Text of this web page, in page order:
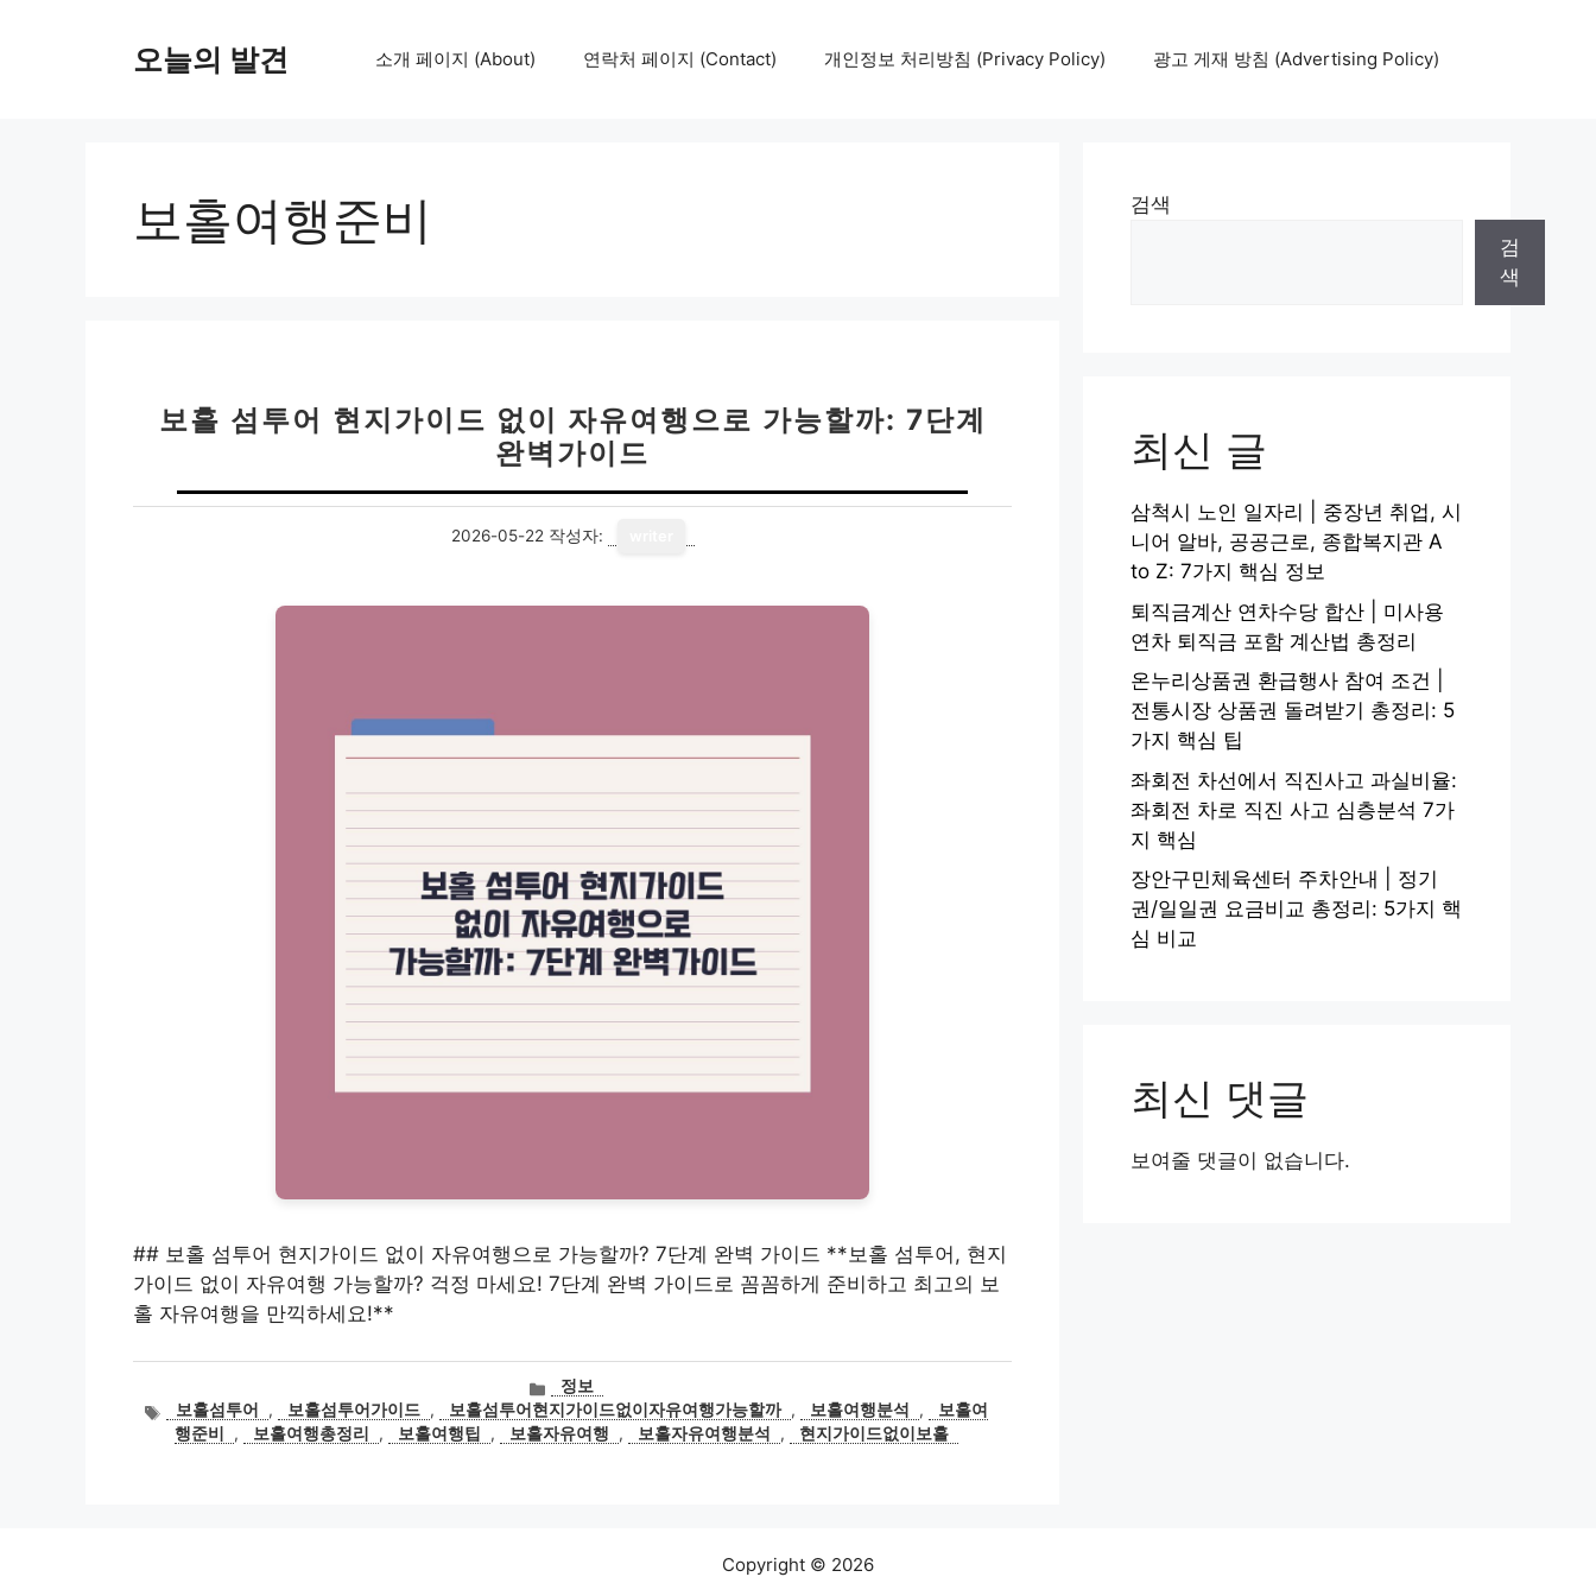
오늘의 발견 소개 페이지 (About) 연락처 페이지 (Contact) 개인정보 처리방침 (Privacy Policy) 광고 게재 방침 (Advertising Policy)
보홀여행준비
보홀 섬투어 현지가이드 없이 자유여행으로 가능할까: 7단계
완벽가이드
2026-05-22 작성자:
## 보홀 섬투어 현지가이드 없이 자유여행으로 가능할까? 7단계 완벽 가이드 **보홀 섬투어, 현지
가이드 없이 자유여행 가능할까? 걱정 마세요! 7단계 완벽 가이드로 꼼꼼하게 준비하고 최고의 보
홀 자유여행을 만끽하세요!**
카
테
고
정보
태
그
보홀섬투어 , 보홀섬투어가이드 , 보홀섬투어현지가이드없이자유여행가능할까 , 보홀여행분석 ,
보홀여
행준비
, 보홀여행총정리 , 보홀여행팁 , 보홀자유여행 , 보홀자유여행분석 , 현지가이드없이보홀
검색
검
색
최신 글
삼척시 노인 일자리 | 중장년 취업, 시
니어 알바, 공공근로, 종합복지관 A
to Z: 7가지 핵심 정보
퇴직금계산 연차수당 합산 | 미사용
연차 퇴직금 포함 계산법 총정리
온누리상품권 환급행사 참여 조건 |
전통시장 상품권 돌려받기 총정리: 5
가지 핵심 팁
좌회전 차선에서 직진사고 과실비율:
좌회전 차로 직진 사고 심층분석 7가
지 핵심
장안구민체육센터 주차안내 | 정기
권/일일권 요금비교 총정리: 5가지 핵
심 비교
최신 댓글
보여줄 댓글이 없습니다.
Copyright © 2026